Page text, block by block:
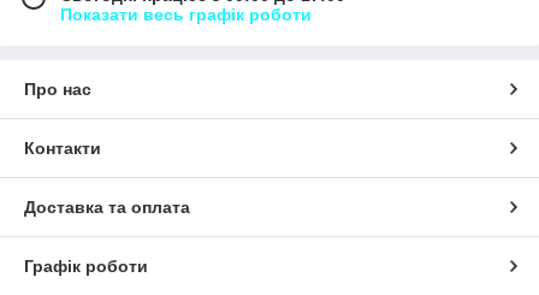
Показати весь графік роботи
Про нас
Контакти
Доставка та оплата
Графік роботи